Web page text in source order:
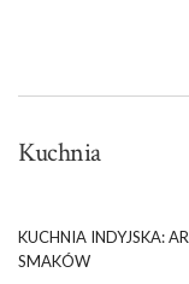
Kuchnia
KUCHNIA INDYJSKA:
SMAKÓW